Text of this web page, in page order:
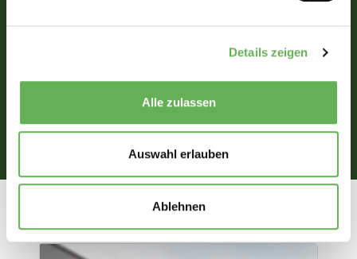
Details zeigen
Alle zulassen
Auswahl erlauben
Ablehnen
Erfahren Sie mehr in
unserer
Datenschutzerklärung .
Sprakeler-Straße 5,